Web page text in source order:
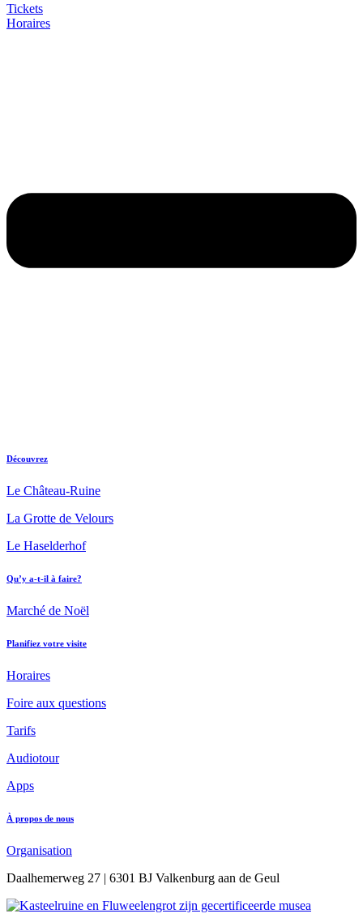
Tickets
Horaires
Découvrez
Le Château-Ruine
La Grotte de Velours
Le Haselderhof
Qu’y a-t-il à faire?
Marché de Noël
Planifiez votre visite
Horaires
Foire aux questions
Tarifs
Audiotour
Apps
À propos de nous
Organisation
Daalhemerweg 27 | 6301 BJ Valkenburg aan de Geul